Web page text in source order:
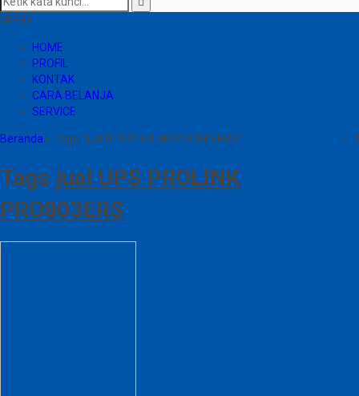
MENU
HOME
PROFIL
KONTAK
CARA BELANJA
SERVICE
Beranda » Tags "jual UPS PROLINK PRO803ERS"
Tags jual UPS PROLINK
PRO803ERS